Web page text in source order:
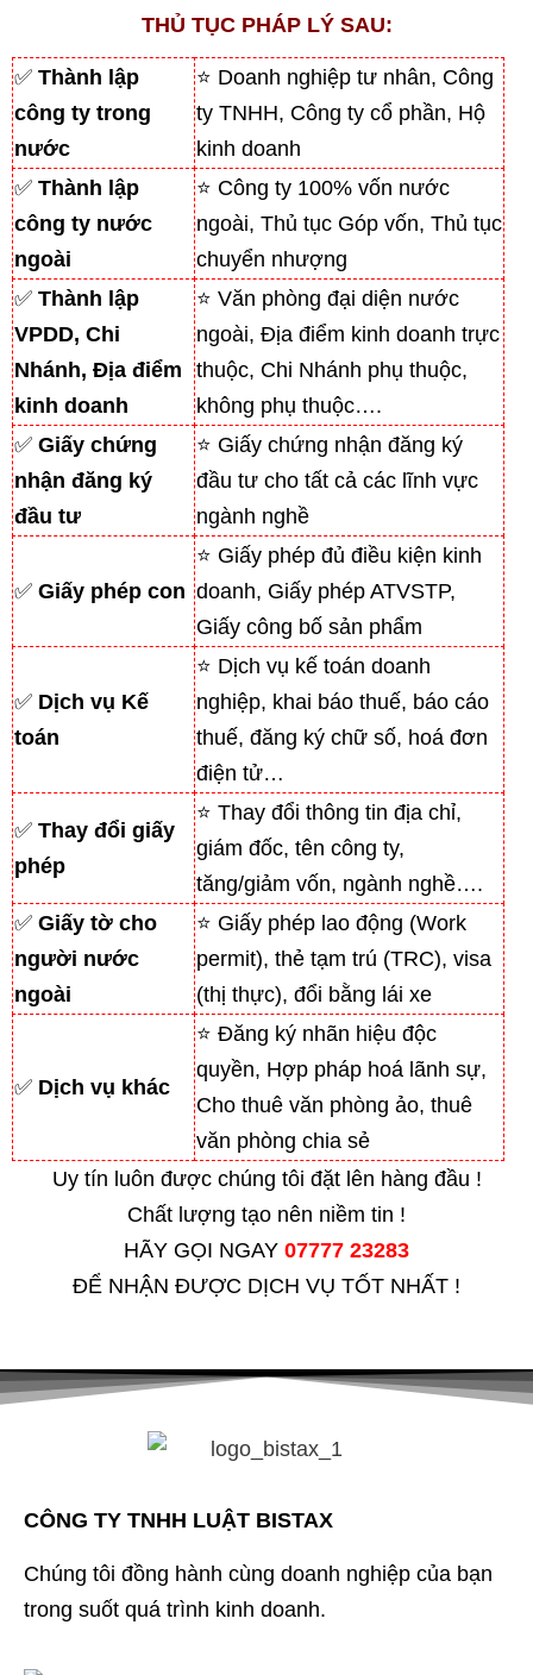
THỦ TỤC PHÁP LÝ SAU:
✅ Thành lập
công ty trong
nước
⭐ Doanh nghiệp tư nhân, Công
ty TNHH, Công ty cổ phần, Hộ
kinh doanh
✅ Thành lập
công ty nước
ngoài
⭐ Công ty 100% vốn nước
ngoài, Thủ tục Góp vốn, Thủ tục
chuyển nhượng
✅ Thành lập
VPDD, Chi
Nhánh, Địa điểm
kinh doanh
⭐ Văn phòng đại diện nước
ngoài, Địa điểm kinh doanh trực
thuộc, Chi Nhánh phụ thuộc,
không phụ thuộc….
✅ Giấy chứng
nhận đăng ký
đầu tư
⭐ Giấy chứng nhận đăng ký
đầu tư cho tất cả các lĩnh vực
ngành nghề
✅ Giấy phép con
⭐ Giấy phép đủ điều kiện kinh
doanh, Giấy phép ATVSTP,
Giấy công bố sản phẩm
✅ Dịch vụ Kế
toán
⭐ Dịch vụ kế toán doanh
nghiệp, khai báo thuế, báo cáo
thuế, đăng ký chữ số, hoá đơn
điện tử…
✅ Thay đổi giấy
phép
⭐ Thay đổi thông tin địa chỉ,
giám đốc, tên công ty,
tăng/giảm vốn, ngành nghề….
✅ Giấy tờ cho
người nước
ngoài
⭐ Giấy phép lao động (Work
permit), thẻ tạm trú (TRC), visa
(thị thực), đổi bằng lái xe
✅ Dịch vụ khác
⭐ Đăng ký nhãn hiệu độc
quyền, Hợp pháp hoá lãnh sự,
Cho thuê văn phòng ảo, thuê
văn phòng chia sẻ
Uy tín luôn được chúng tôi đặt lên hàng đầu !
Chất lượng tạo nên niềm tin !
HÃY GỌI NGAY 07777 23283
ĐỂ NHẬN ĐƯỢC DỊCH VỤ TỐT NHẤT !
CÔNG TY TNHH LUẬT BISTAX
Chúng tôi đồng hành cùng doanh nghiệp của bạn
trong suốt quá trình kinh doanh.